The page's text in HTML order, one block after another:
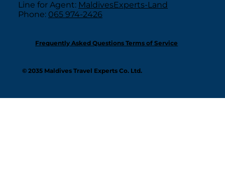
Line for Agent: MaldivesExperts-Land
Phone: 065 974-2426
Frequently Asked Questions Terms of Service
© 2035 Maldives Travel Experts Co. Ltd.